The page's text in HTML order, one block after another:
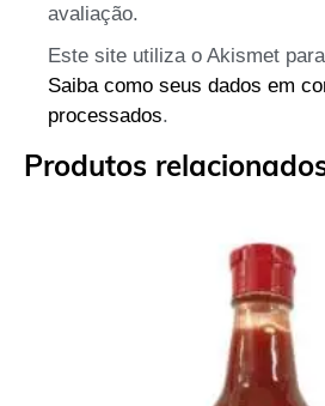
avaliação.
Este site utiliza o Akismet
Saiba como seus dados em
processados.
Produtos